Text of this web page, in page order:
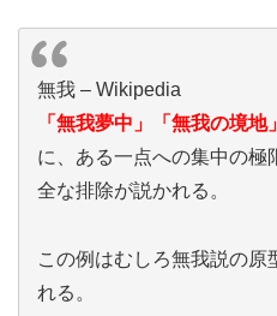
無我 – Wikipedia
「無我夢中」「無我の境地
に、ある一点への集中の極
全な排除が説かれる。
この例はむしろ無我説の原
れる。